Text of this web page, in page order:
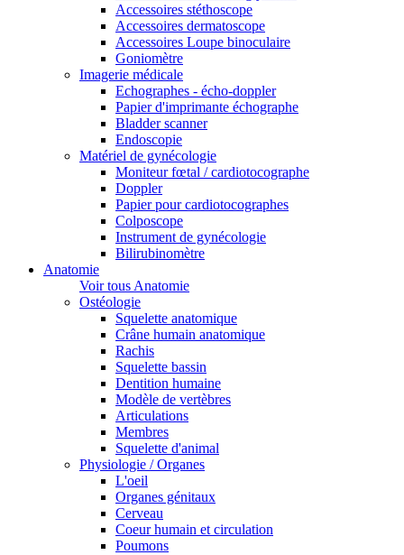
Accessoires stéthoscope
Accessoires dermatoscope
Accessoires Loupe binoculaire
Goniomètre
Imagerie médicale
Echographes - écho-doppler
Papier d'imprimante échographe
Bladder scanner
Endoscopie
Matériel de gynécologie
Moniteur fœtal / cardiotocographe
Doppler
Papier pour cardiotocographes
Colposcope
Instrument de gynécologie
Bilirubinomètre
Anatomie
Voir tous Anatomie
Ostéologie
Squelette anatomique
Crâne humain anatomique
Rachis
Squelette bassin
Dentition humaine
Modèle de vertèbres
Articulations
Membres
Squelette d'animal
Physiologie / Organes
L'oeil
Organes génitaux
Cerveau
Coeur humain et circulation
Poumons